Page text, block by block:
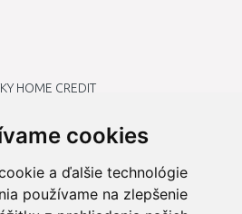
cookies
a ďalšie technológie
používame na zlepšenie
HOME CREDIT
PRE KUCHYNSKÚ BATÉRIU